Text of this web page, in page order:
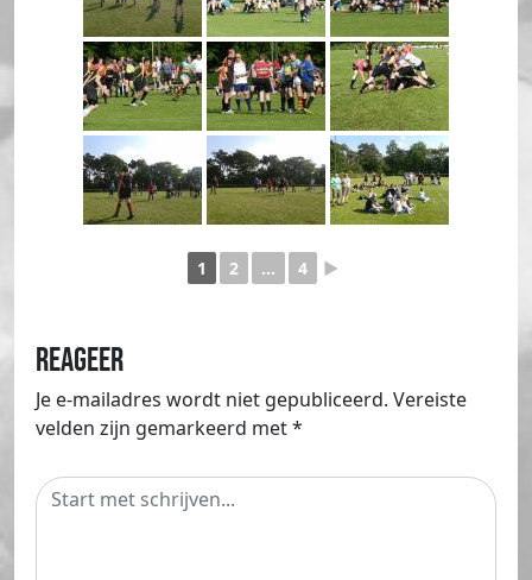
1 2 ... 4 ►
Reageer
Je e-mailadres wordt niet gepubliceerd. Vereiste
velden zijn gemarkeerd met*